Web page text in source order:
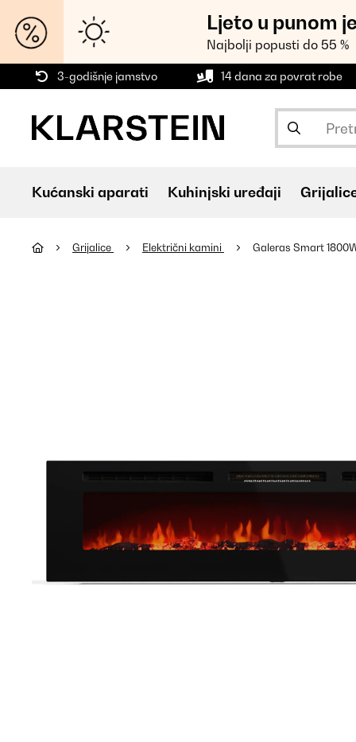
Ljeto u punom
Najbolji popusti do 55 %
3-godišnje jamstvo 14 dana za povrat robe
Kućanski aparati Kuhinjski uređaji
Grijalice Električni kamini Galeras Smart